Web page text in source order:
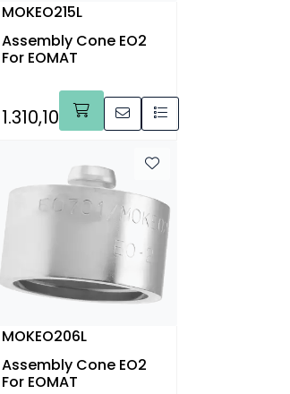
MOKEO215L
Assembly Cone EO2
For EOMAT
1.310,10
MOKEO206L
Assembly Cone EO2
For EOMAT